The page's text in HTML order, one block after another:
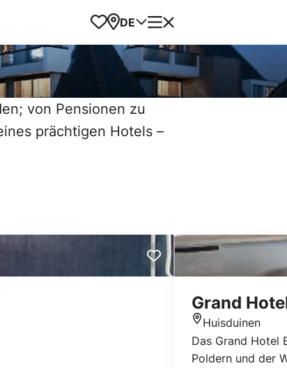
Favoriten
Karte
DE Menü
von Pensionen zu
prächtigen Hotels –
Grand
Standort
Huisduinen
Das Grand Hotel
Poldern und der